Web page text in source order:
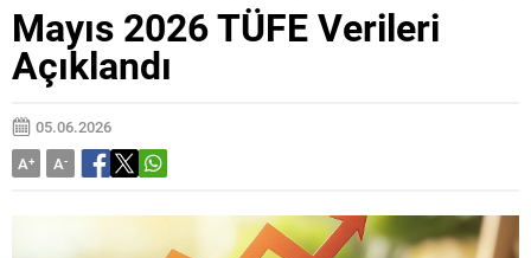
Mayıs 2026 TÜFE Verileri
Açıklandı
05.06.2026
A+ A-